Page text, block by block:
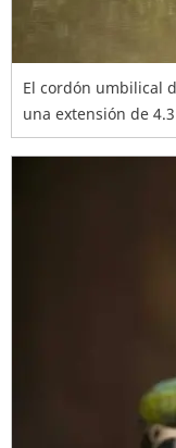
El cordón umbilical
una extensión de